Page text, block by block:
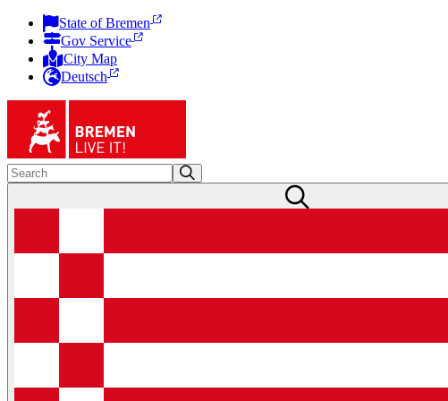
State of Bremen
Gov Service
City Map
Deutsch